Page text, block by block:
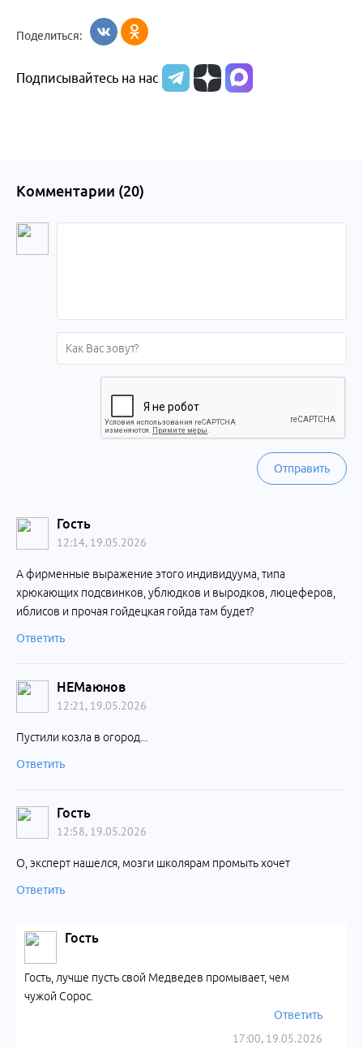
Поделиться:
Подписывайтесь на нас
Комментарии (20)
Отправить
Гость
12:14, 19.05.2026
А фирменные выражение этого индивидуума, типа
хрюкающих подсвинков, ублюдков и выродков, люцеферов,
иблисов и прочая гойдецкая гойда там будет?
Ответить
НЕМаюнов
12:21, 19.05.2026
Пустили козла в огород...
Ответить
Гость
12:58, 19.05.2026
О, эксперт нашелся, мозги школярам промыть хочет
Ответить
Гость
17:00, 19.05.2026
Гость, лучше пусть свой Медведев промывает, чем
чужой Сорос.
Ответить